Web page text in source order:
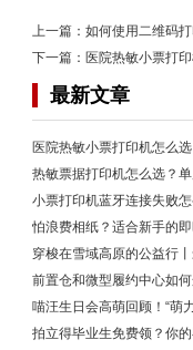
上一篇： 如何使用二维码
下一篇： 医院热敏小票打
最新文章
医院热敏小票打印机怎么
热敏票据打印机怎么选？
小票打印机蓝牙连接失败
怕浪费相纸？适合新手的
穿梭在雪域高原的公益行
前置仓和微型履约中心如
喵汪生日会高萌回顾！“萌
拍立得毕业生免费领？你